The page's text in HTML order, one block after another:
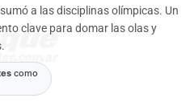
a las disciplinas olímpicas. Un
clave para domar las olas y
como